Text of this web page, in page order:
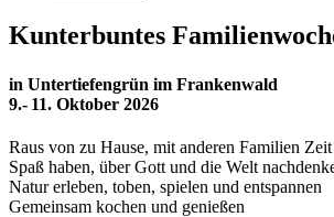
Kunterbuntes
in Untertiefengrün im Frankenwald
9.- 11. Oktober 2026
Raus von zu Hause, mit anderen Familien
Spaß haben, über Gott und die Welt
Natur erleben, toben, spielen und entspannen
Gemeinsam kochen und genießen